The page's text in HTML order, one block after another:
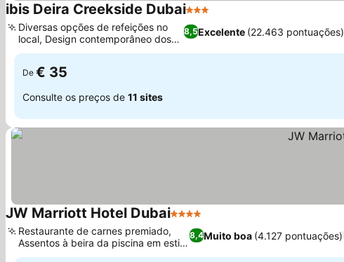
ibis Deira Creekside Dubai3 Estrelas
8,5Excelente (22.463 pontuações)
Diversas opções de refeições no
local, Design contemporâneo dos
quartos
De € 35
Consulte os preços de 11 sites
JW Marriott Hotel Dubai4 Estrelas
8,4Muito boa (4.127 pontuações)
Restaurante de carnes premiado,
Assentos à beira da piscina em estilo
árabe